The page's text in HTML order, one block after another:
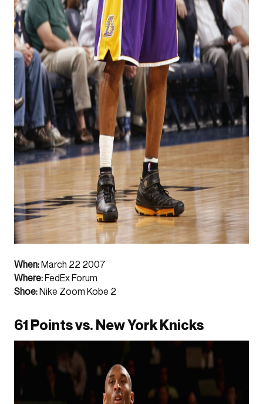
When:March 22 2007
Where:FedEx Forum
Shoe:Nike Zoom Kobe 2
61 Points vs. New York Knicks